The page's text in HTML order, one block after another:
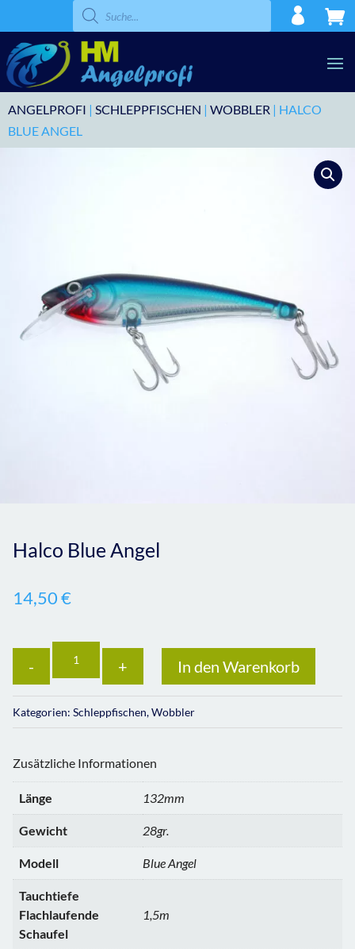
Products
search
ANGELPROFI | SCHLEPPFISCHEN | WOBBLER | HALCO
BLUE ANGEL
Halco Blue Angel
14,50€
Anzahl
In den Warenkorb
Kategorien: Schleppfischen,Wobbler
Zusätzliche Informationen
Länge 132mm
Gewicht 28gr.
Modell Blue Angel
Tauchtiefe
Flachlaufende
Schaufel
1,5m